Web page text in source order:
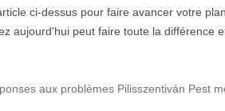
ci-dessus pour faire avancer votre
aujourd'hui peut faire toute la différence
aux problèmes Pilisszentiván Pest